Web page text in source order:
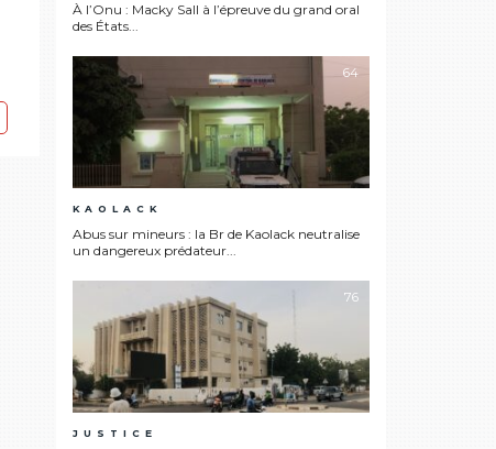
À l’Onu : Macky Sall à l’épreuve du grand oral
des États...
64
KAOLACK
Abus sur mineurs : la Br de Kaolack neutralise
un dangereux prédateur...
76
JUSTICE